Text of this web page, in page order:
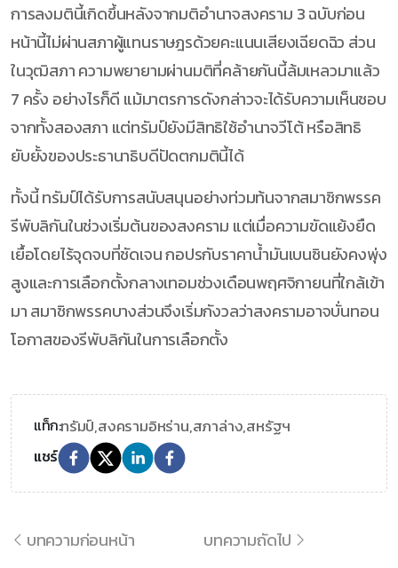
การลงมตินี้เกิดขึ้นหลังจากมติอำนาจสงคราม 3 ฉบับก่อน
หน้านี้ไม่ผ่านสภาผู้แทนราษฎรด้วยคะแนนเสียงเฉียดฉิว ส่วน
ในวุฒิสภา ความพยายามผ่านมติที่คล้ายกันนี้ล้มเหลวมาแล้ว
7 ครั้ง อย่างไรก็ดี แม้มาตรการดังกล่าวจะได้รับความเห็นชอบ
จากทั้งสองสภา แต่ทรัมป์ยังมีสิทธิใช้อำนาจวีโต้ หรือสิทธิ
ยับยั้งของประธานาธิบดีปัดตกมตินี้ได้
ทั้งนี้ ทรัมป์ได้รับการสนับสนุนอย่างท่วมท้นจากสมาชิกพรรค
รีพับลิกันในช่วงเริ่มต้นของสงคราม แต่เมื่อความขัดแย้งยืด
เยื้อโดยไร้จุดจบที่ชัดเจน กอปรกับราคาน้ำมันเบนซินยังคงพุ่ง
สูงและการเลือกตั้งกลางเทอมช่วงเดือนพฤศจิกายนที่ใกล้เข้า
มา สมาชิกพรรคบางส่วนจึงเริ่มกังวลว่าสงครามอาจบั่นทอน
โอกาสของรีพับลิกันในการเลือกตั้ง
แท็ก:ทรัมป์,สงครามอิหร่าน,สภาล่าง,สหรัฐฯ
แชร์
บทความก่อนหน้า
บทความถัดไป